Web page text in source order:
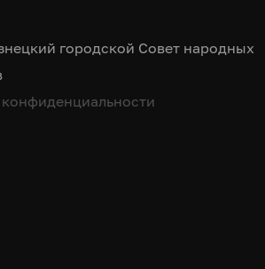
городской Совет народных